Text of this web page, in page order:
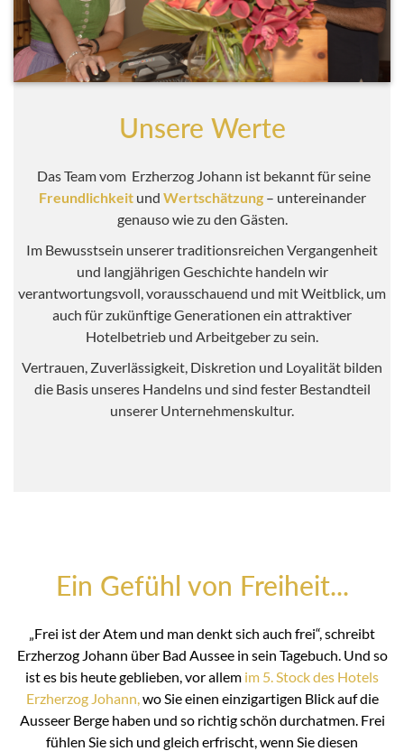
Unsere Werte
Das Team vom Erzherzog Johann ist bekannt für seine
Freundlichkeit und Wertschätzung– untereinander
genauso wie zu den Gästen.
Im Bewusstsein unserer traditionsreichen Vergangenheit
und langjährigen Geschichte handeln wir
verantwortungsvoll, vorausschauend und mit Weitblick, um
auch für zukünftige Generationen ein attraktiver
Hotelbetrieb und Arbeitgeber zu sein.
Vertrauen, Zuverlässigkeit, Diskretion und Loyalität bilden
die Basis unseres Handelns und sind fester Bestandteil
unserer Unternehmenskultur.
Ein Gefühl von Freiheit...
„Frei ist der Atem und man denkt sich auch frei“, schreibt
Erzherzog Johann über Bad Aussee in sein Tagebuch. Und so
ist es bis heute geblieben, vor allem im 5. Stock des Hotels
Erzherzog Johann,wo Sie einen einzigartigen Blick auf die
Ausseer Berge haben und so richtig schön durchatmen. Frei
fühlen Sie sich und gleich erfrischt, wenn Sie diesen